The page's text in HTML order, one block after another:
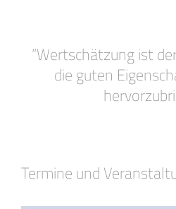
“Wertschätzung ist
die guten
Termine und